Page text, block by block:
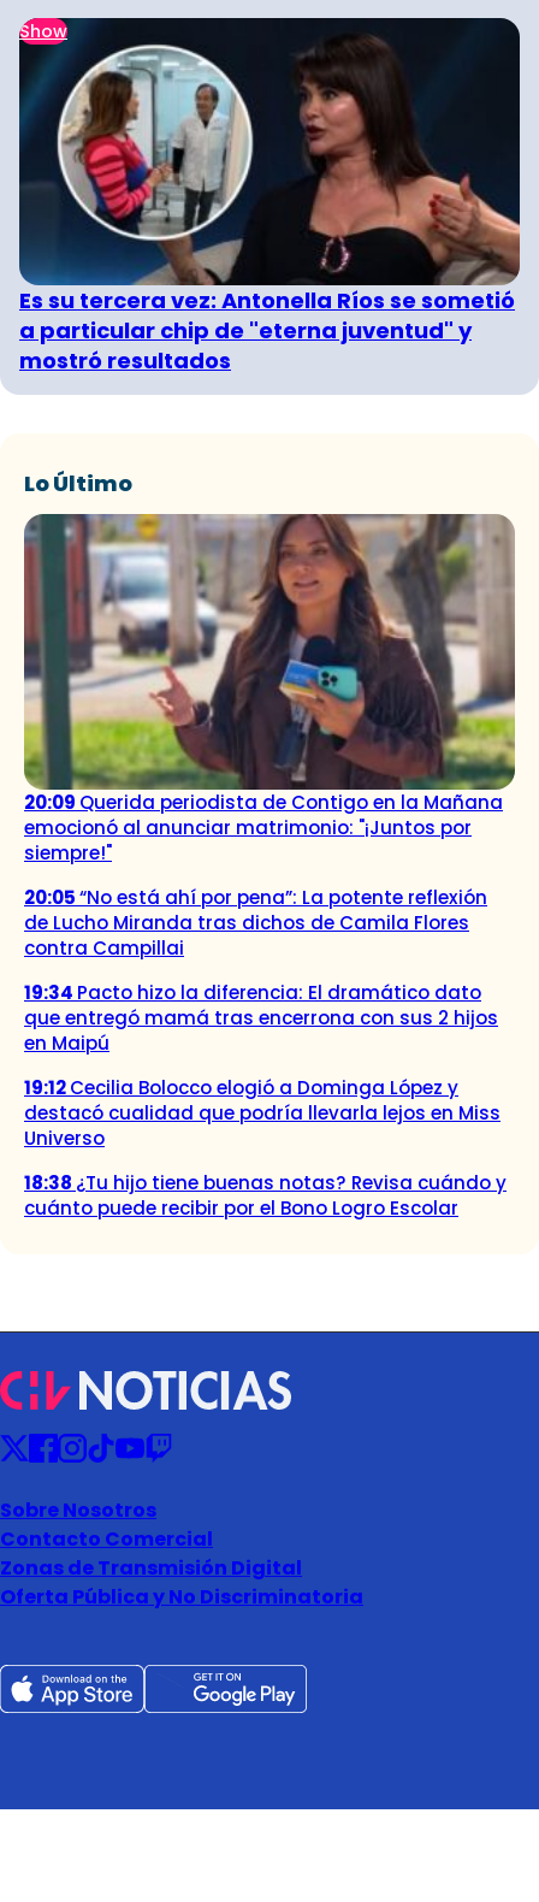
Show
Es su tercera vez: Antonella Ríos se sometió
a particular chip de "eterna juventud" y
mostró resultados
Lo Último
20:09 Querida periodista de Contigo en la Mañana
emocionó al anunciar matrimonio: "¡Juntos por
siempre!"
20:05“No está ahí por pena”: La potente reflexión
de Lucho Miranda tras dichos de Camila Flores
contra Campillai
19:34 Pacto hizo la diferencia: El dramático dato
que entregó mamá tras encerrona con sus 2 hijos
en Maipú
19:12Cecilia Bolocco elogió a Dominga López y
destacó cualidad que podría llevarla lejos en Miss
Universo
18:38 ¿Tu hijo tiene buenas notas? Revisa cuándo y
cuánto puede recibir por el Bono Logro Escolar
Sobre Nosotros
Contacto Comercial
Zonas de Transmisión Digital
Oferta Pública y No Discriminatoria